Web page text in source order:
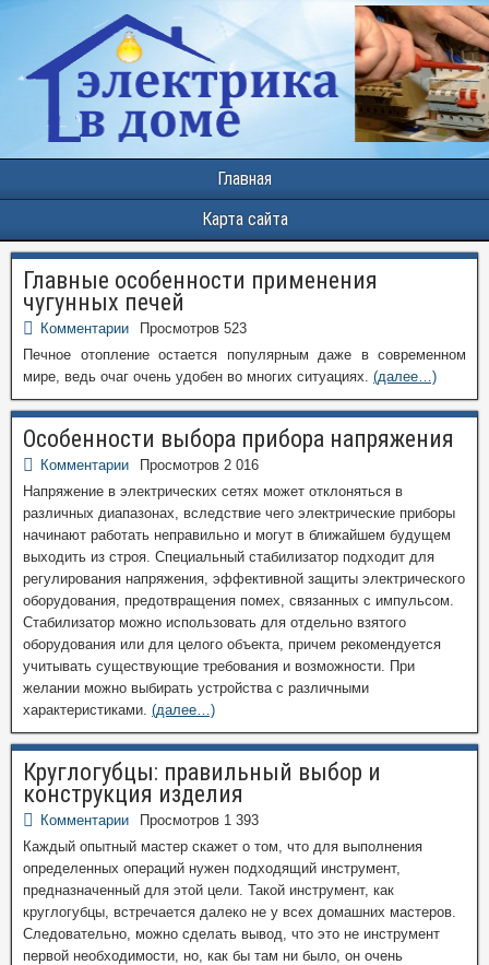
Главная
Карта сайта
Главные особенности применения
чугунных печей
Комментарии
Просмотров 523
Печное отопление остается популярным даже в современном
мире, ведь очаг очень удобен во многих ситуациях. (далее…)
Особенности выбора прибора напряжения
Комментарии
Просмотров 2 016
Напряжение в электрических сетях может отклоняться в
различных диапазонах, вследствие чего электрические приборы
начинают работать неправильно и могут в ближайшем будущем
выходить из строя. Специальный стабилизатор подходит для
регулирования напряжения, эффективной защиты электрического
оборудования, предотвращения помех, связанных с импульсом.
Стабилизатор можно использовать для отдельно взятого
оборудования или для целого объекта, причем рекомендуется
учитывать существующие требования и возможности. При
желании можно выбирать устройства с различными
характеристиками. (далее…)
Круглогубцы: правильный выбор и
конструкция изделия
Комментарии
Просмотров 1 393
Каждый опытный мастер скажет о том, что для выполнения
определенных операций нужен подходящий инструмент,
предназначенный для этой цели. Такой инструмент, как
круглогубцы, встречается далеко не у всех домашних мастеров.
Следовательно, можно сделать вывод, что это не инструмент
первой необходимости, но, как бы там ни было, он очень